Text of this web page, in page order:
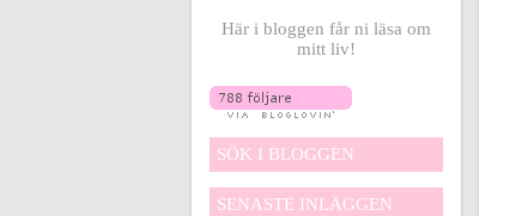
Här i bloggen får ni läsa om
mitt liv!
SÖK I BLOGGEN
SENASTE INLÄGGEN